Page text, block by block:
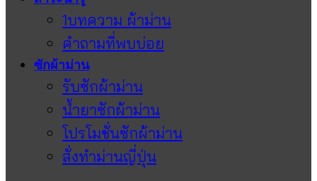
1บทความ ผ้าม่าน
คำถามที่พบบ่อย
ซักผ้าม่าน
รับซักผ้าม่าน
น้ำยาซักผ้าม่าน
โปรโมชั่นซักผ้าม่าน
สั่งทำม่านญี่ปุ่น